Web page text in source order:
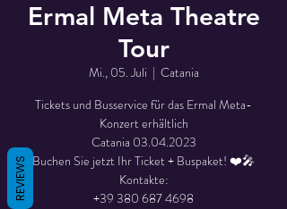
Ermal Meta Theatre
Tour
Mi., 05. Juli
  |
Catania
Tickets und Busservice für das Ermal Meta-
Konzert erhältlich
Catania 03.04.2023
Buchen Sie jetzt Ihr Ticket + Buspaket! ❤️🎤
Kontakte:
+39 380 687 4698
REVIEWS